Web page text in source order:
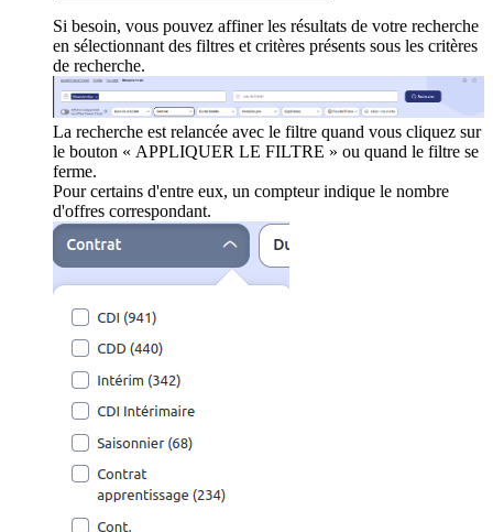
Si besoin, vous pouvez affiner les résultats de votre recherche
en sélectionnant des filtres et critères présents sous les critères
de recherche.
La recherche est relancée avec le filtre quand vous cliquez sur
le bouton « APPLIQUER LE FILTRE » ou quand le filtre se
ferme.
Pour certains d'entre eux, un compteur indique le nombre
d'offres correspondant.